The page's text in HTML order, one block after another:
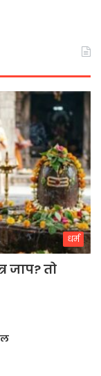
धर्म
जाप? तो